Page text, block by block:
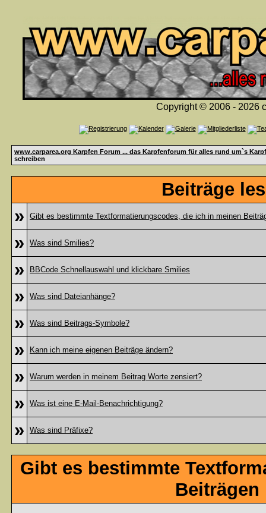
Copyright © 2006 - 2026
www.carparea.org Karpfen Forum ... das Karpfenforum für alles rund um`s
schreiben
Beiträge
»
Gibt es bestimmte Textformatierungscodes, die ich in meinen
» Was sind Smilies?
» BBCode Schnellauswahl und klickbare Smilies
» Was sind Dateianhänge?
» Was sind Beitrags-Symbole?
» Kann ich meine eigenen Beiträge ändern?
» Warum werden in meinem Beitrag Worte zensiert?
» Was ist eine E-Mail-Benachrichtigung?
» Was sind Präfixe?
Gibt es bestimmte
Beiträgen